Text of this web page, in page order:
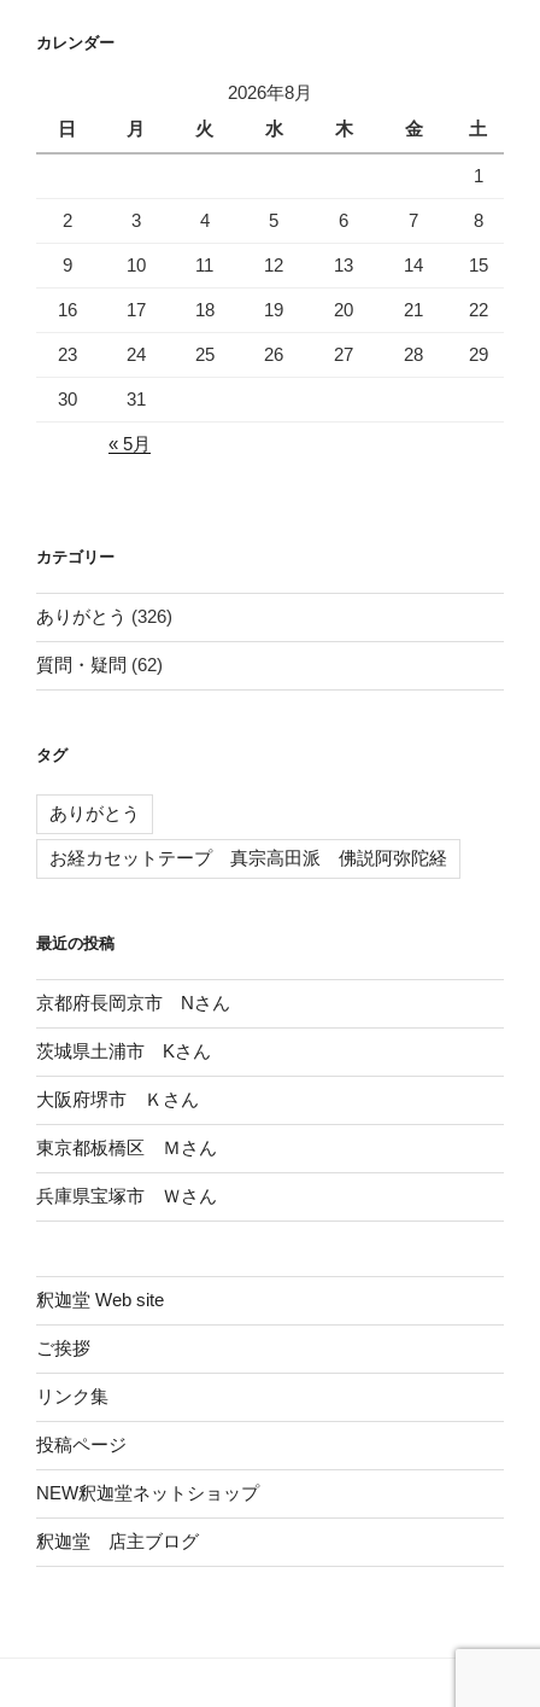
ン
カレンダー
2026年8月
日
月 火 水 木 金 土
1
2 3 4 5 6 7 8
9 10 11 12 13 14 15
16 17 18 19 20 21 22
23 24 25 26 27 28 29
30 31
« 5月
カテゴリー
ありがとう (326)
質問・疑問 (62)
タグ
ありがとう
お経カセットテープ 真宗高田派 佛説阿弥陀経
最近の投稿
京都府長岡京市 Nさん
茨城県土浦市 Kさん
大阪府堺市 Ｋさん
東京都板橋区 Ｍさん
兵庫県宝塚市 Ｗさん
釈迦堂 Web site
ご挨拶
リンク集
投稿ページ
NEW釈迦堂ネットショップ
釈迦堂 店主ブログ